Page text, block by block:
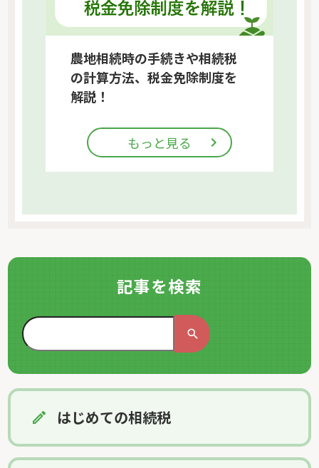
農地相続時の手続きや相続税
の計算方法、税金免除制度を
解説！
もっと見る
記事を検索
はじめての相続税